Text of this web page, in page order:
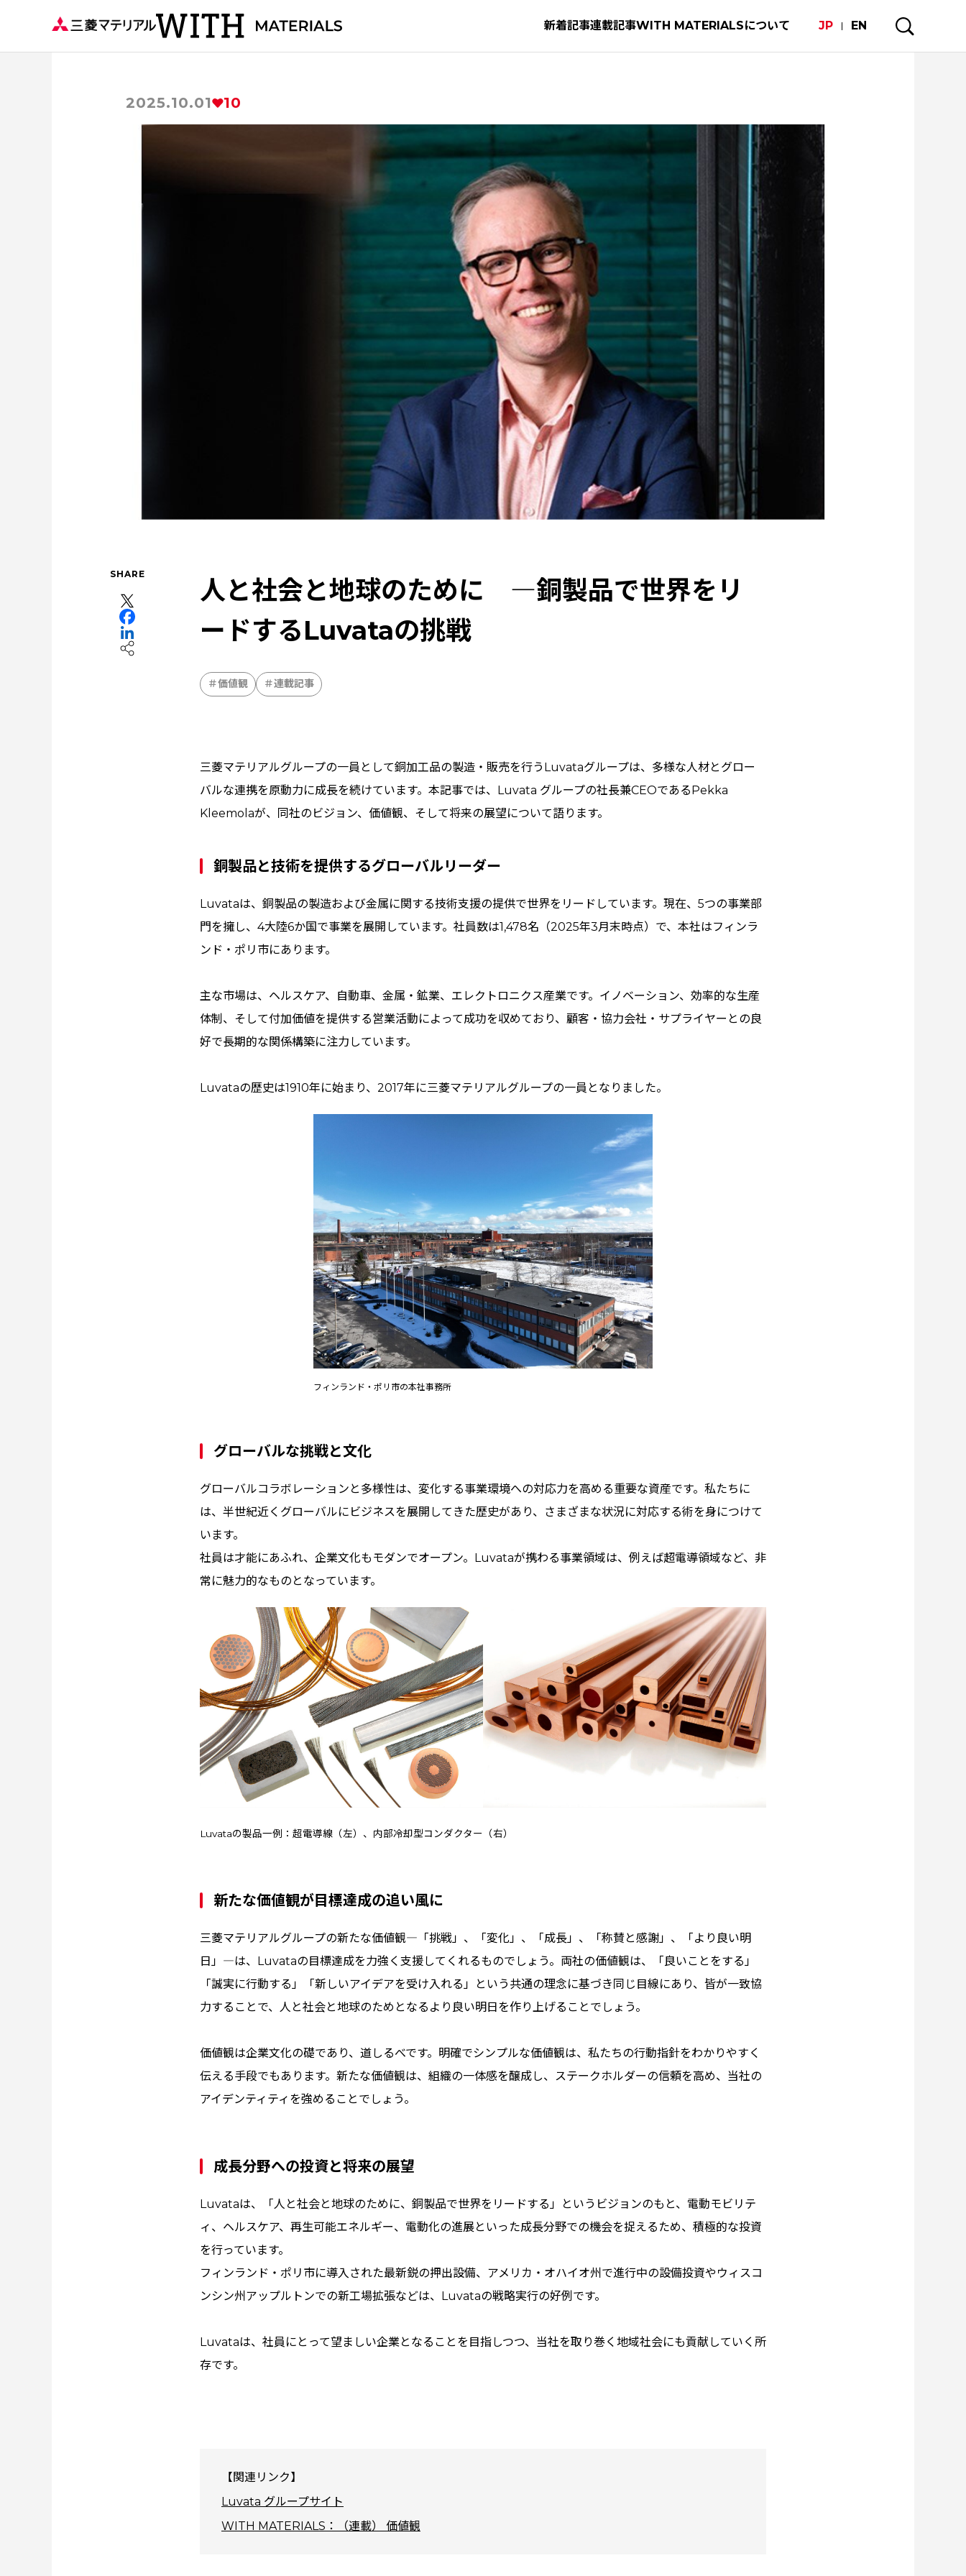
新着記事連載記事WITH MATERIALSについて JP EN
タグから探す
社会をつくる素材の力 特集：技術の力で未来をつくる 三菱マテリアルのある街を訪ねて
特集：都市鉱山に挑む 特集：地熱発電への挑戦
特集：世界のものづくりの力になる
特集：限りある金属資源を、未来につなぐ。
特集：自動車・半導体の進化を担う
特集：カーボンニュートラルに挑む
価値観 特集：進化する銅 特集：可能性の素材「タングステン」を世界へ Our Values
電気鉛 健康経営 Carbon neutrality Electrolytic copper Refined lead
resource circulation
2025.10.01 10
SHARE
人と社会と地球のために ―銅製品で世界をリ
ードするLuvataの挑戦
価値観 連載記事
三菱マテリアルグループの一員として銅加工品の製造・販売を行うLuvataグループは、多様な人材とグロー
バルな連携を原動力に成長を続けています。本記事では、Luvata グループの社長兼CEOであるPekka
Kleemolaが、同社のビジョン、価値観、そして将来の展望について語ります。
銅製品と技術を提供するグローバルリーダー
Luvataは、銅製品の製造および金属に関する技術支援の提供で世界をリードしています。現在、5つの事業部
門を擁し、4大陸6か国で事業を展開しています。社員数は1,478名（2025年3月末時点）で、本社はフィンラ
ンド・ポリ市にあります。
主な市場は、ヘルスケア、自動車、金属・鉱業、エレクトロニクス産業です。イノベーション、効率的な生産
体制、そして付加価値を提供する営業活動によって成功を収めており、顧客・協力会社・サプライヤーとの良
好で長期的な関係構築に注力しています。
Luvataの歴史は1910年に始まり、2017年に三菱マテリアルグループの一員となりました。
フィンランド・ポリ市の本社事務所
グローバルな挑戦と文化
グローバルコラボレーションと多様性は、変化する事業環境への対応力を高める重要な資産です。私たちに
は、半世紀近くグローバルにビジネスを展開してきた歴史があり、さまざまな状況に対応する術を身につけて
います。
社員は才能にあふれ、企業文化もモダンでオープン。Luvataが携わる事業領域は、例えば超電導領域など、非
常に魅力的なものとなっています。
Luvataの製品一例：超電導線（左）、内部冷却型コンダクター（右）
新たな価値観が目標達成の追い風に
三菱マテリアルグループの新たな価値観―「挑戦」、「変化」、「成長」、「称賛と感謝」、「より良い明
日」―は、Luvataの目標達成を力強く支援してくれるものでしょう。両社の価値観は、「良いことをする」
「誠実に行動する」「新しいアイデアを受け入れる」という共通の理念に基づき同じ目線にあり、皆が一致協
力することで、人と社会と地球のためとなるより良い明日を作り上げることでしょう。
価値観は企業文化の礎であり、道しるべです。明確でシンプルな価値観は、私たちの行動指針をわかりやすく
伝える手段でもあります。新たな価値観は、組織の一体感を醸成し、ステークホルダーの信頼を高め、当社の
アイデンティティを強めることでしょう。
成長分野への投資と将来の展望
Luvataは、「人と社会と地球のために、銅製品で世界をリードする」というビジョンのもと、電動モビリテ
ィ、ヘルスケア、再生可能エネルギー、電動化の進展といった成長分野での機会を捉えるため、積極的な投資
を行っています。
フィンランド・ポリ市に導入された最新鋭の押出設備、アメリカ・オハイオ州で進行中の設備投資やウィスコ
ンシン州アップルトンでの新工場拡張などは、Luvataの戦略実行の好例です。
Luvataは、社員にとって望ましい企業となることを目指しつつ、当社を取り巻く地域社会にも貢献していく所
存です。
【関連リンク】
Luvata グループサイト
WITH MATERIALS：（連載） 価値観